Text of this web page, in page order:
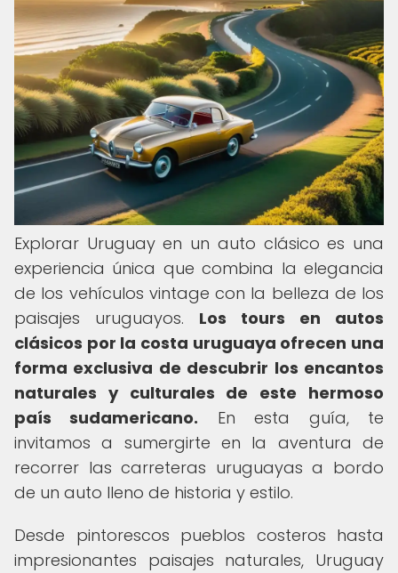
Explorar Uruguay en un auto clásico es una
experiencia única que combina la elegancia
de los vehículos vintage con la belleza de los
paisajes uruguayos. Los tours en autos
clásicos por la costa uruguaya ofrecen una
forma exclusiva de descubrir los encantos
naturales y culturales de este hermoso
país sudamericano. En esta guía, te
invitamos a sumergirte en la aventura de
recorrer las carreteras uruguayas a bordo
de un auto lleno de historia y estilo.
Desde pintorescos pueblos costeros hasta
impresionantes paisajes naturales, Uruguay